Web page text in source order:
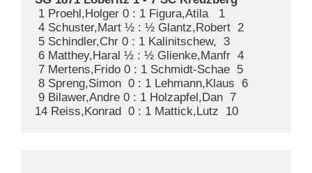
1 Proehl,Holger 0 : 1 Figura,Atila   1
4 Schuster,Mart ½ : ½ Glantz,Robert  2
5 Schindler,Chr 0 : 1 Kalinitschew,  3
6 Matthey,Haral ½ : ½ Glienke,Manfr  4
7 Mertens,Frido 0 : 1 Schmidt-Schae  5
8 Spreng,Simon  0 : 1 Lehmann,Klaus  6
9 Bilawer,Andre 0 : 1 Holzapfel,Dan  7
14 Reiss,Konrad  0 : 1 Mattick,Lutz  10